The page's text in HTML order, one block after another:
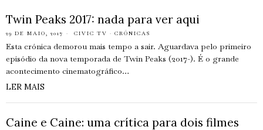
Twin Peaks 2017: nada para ver aqui
29 DE MAIO, 2017 CIVIC TV · CRÓNICAS
Esta crónica demorou mais tempo a sair. Aguardava pelo primeiro
episódio da nova temporada de Twin Peaks (2017-). É o grande
acontecimento cinematográfico…
LER MAIS
Caine e Caine: uma crítica para dois filmes